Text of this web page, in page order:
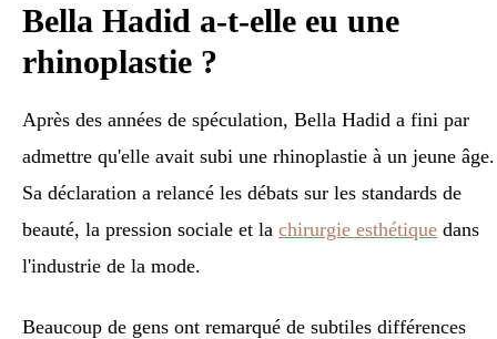
Bella Hadid a-t-elle eu une
rhinoplastie ?
Après des années de spéculation, Bella Hadid a fini par
admettre qu'elle avait subi une rhinoplastie à un jeune âge.
Sa déclaration a relancé les débats sur les standards de
beauté, la pression sociale et la chirurgie esthétique dans
l'industrie de la mode.
Beaucoup de gens ont remarqué de subtiles différences